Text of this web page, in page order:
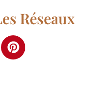
Réseaux